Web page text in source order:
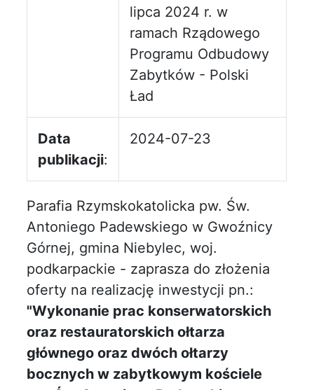
lipca 2024 r. w
ramach Rządowego
Programu Odbudowy
Zabytków - Polski
Ład
Data
publikacji:
2024-07-23
Parafia Rzymskokatolicka pw. Św.
Antoniego Padewskiego w Gwoźnicy
Górnej, gmina Niebylec, woj.
podkarpackie - zaprasza do złożenia
oferty na realizację inwestycji pn.:
"Wykonanie prac konserwatorskich
oraz restauratorskich ołtarza
głównego oraz dwóch ołtarzy
bocznych w zabytkowym kościele